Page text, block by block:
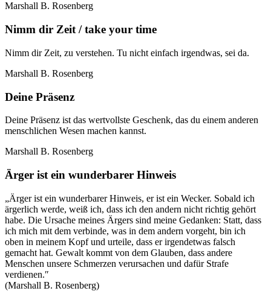
Marshall B. Rosenberg
Nimm dir Zeit / take your time
Nimm dir Zeit, zu verstehen. Tu nicht einfach irgendwas, sei da.
Marshall B. Rosenberg
Deine Präsenz
Deine Präsenz ist das wertvollste Geschenk, das du einem anderen
menschlichen Wesen machen kannst.
Marshall B. Rosenberg
Ärger ist ein wunderbarer Hinweis
„Ärger ist ein wunderbarer Hinweis, er ist ein Wecker. Sobald ich
ärgerlich werde, weiß ich, dass ich den andern nicht richtig gehört
habe. Die Ursache meines Ärgers sind meine Gedanken: Statt, dass
ich mich mit dem verbinde, was in dem andern vorgeht, bin ich
oben in meinem Kopf und urteile, dass er irgendetwas falsch
gemacht hat. Gewalt kommt von dem Glauben, dass andere
Menschen unsere Schmerzen verursachen und dafür Strafe
verdienen.″
(Marshall B. Rosenberg)